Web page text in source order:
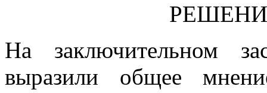
На заключительном
выразили общее